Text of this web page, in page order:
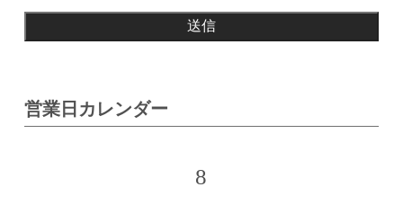
営業日カレンダー
8